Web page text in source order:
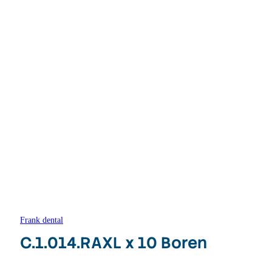
Frank dental
C.1.014.RAXL x 10 Boren